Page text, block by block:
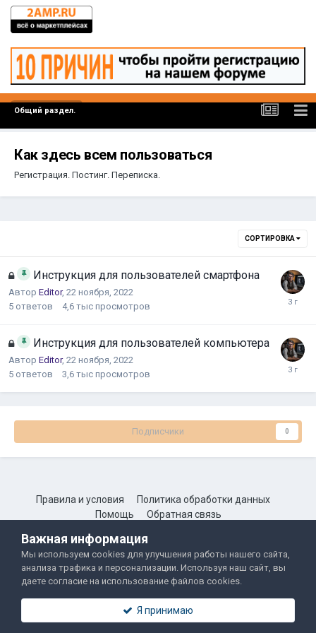
Общий раздел.
Как здесь всем пользоваться
Регистрация. Постинг. Переписка.
СОРТИРОВКА
Инструкция для пользователей смартфона
Автор Editor, 22 ноября, 2022
5 ответов 4,6 тыс просмотров
Инструкция для пользователей компьютера
Автор Editor, 22 ноября, 2022
5 ответов 3,6 тыс просмотров
Подписчики 0
Правила и условия
Политика обработки данных
Помощь
Обратная связь
Важная информация
Мы используем cookies для улучшения работы нашего сайта,
анализа трафика и персонализации. Используя наш сайт, вы
даете согласие на использование файлов cookies.
Я принимаю